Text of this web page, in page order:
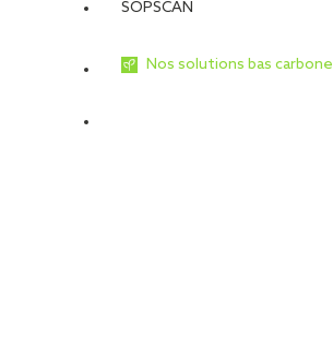
SOPSCAN
Nos solutions bas carbone